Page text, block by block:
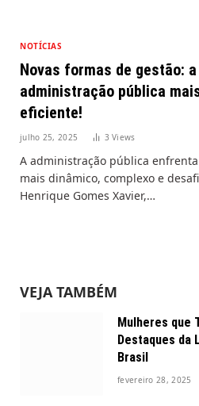
NOTÍCIAS
Novas formas de gestão:
administração pública
eficiente!
julho 25, 2025 3Views
A administração pública
mais dinâmico, complexo e
Henrique Gomes Xavier,…
VEJA TAMBÉM
Mulheres que
Destaques da
Brasil
fevereiro 28, 2025